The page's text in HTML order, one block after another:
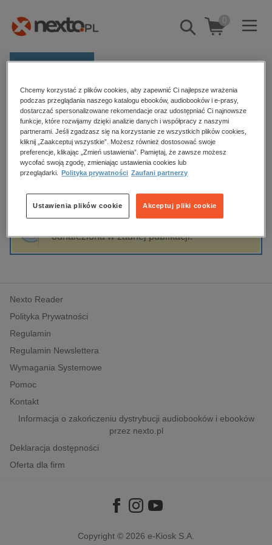
Pokaż/schowaj
wyszukiwarkę
0
E-prasa
Kategorie
Zobacz wszystkie E-prasa
budownictwo, aranżacja wnętrz
biznesowe, branżowe, gospodarka
edukacja
hobby, sport, rozrywka
komputery, internet, technologie, informatyka
polityka, społeczno-informacyjne
psychologiczne
inne
popularno-naukowe
historia
Strona główna Colm O'Gorman
Colm O'Gorman
Sortowanie Filtrowanie
odnaleziona w żadnej publikacji.
Nexto Reader
Polityka Prywatności
Regulamin
Regulamin Newslettera
Wymagania Systemowe
Pomoc
Kontakt
Informacja o zakończeniu dystrybucji audiobooków i ebooków
przez nexto.pl
Deklaracja dostępności
Oferta dla firm
Copyright © 2026 e-Kiosk S.A.
Chcemy korzystać z plików cookies, aby zapewnić Ci najlepsze wrażenia
podczas przeglądania naszego katalogu ebooków, audiobooków i e-prasy,
dostarczać spersonalizowane rekomendacje oraz udostępniać Ci najnowsze
funkcje, które rozwijamy dzięki analizie danych i współpracy z naszymi
partnerami. Jeśli zgadzasz się na korzystanie ze wszystkich plików cookies,
kliknij „Zaakceptuj wszystkie”. Możesz również dostosować swoje
preferencje, klikając „Zmień ustawienia”. Pamiętaj, że zawsze możesz
wycofać swoją zgodę, zmieniając ustawienia cookies lub
przeglądarki.
Polityka prywatności Zaufani partnerzy
Akceptuj pliki cookie
Ustawienia plików cookie